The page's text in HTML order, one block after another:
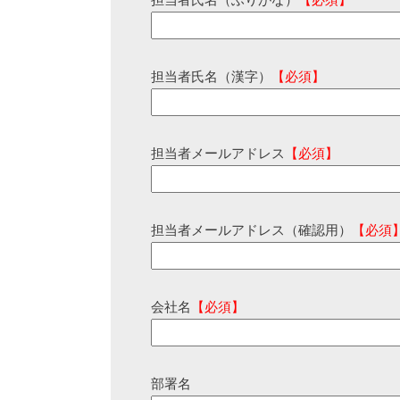
担当者氏名（漢字） 【必須】
担当者メールアドレス 【必須】
担当者メールアドレス（確認用） 【必須
会社名 【必須】
部署名